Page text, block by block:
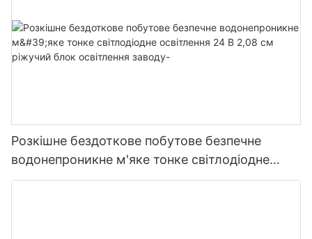
Розкішне бездоткове побутове безпечне
водонепроникне м'яке тонке світлодіодне
освітлення 24 В 2,08 см ріжучий блок